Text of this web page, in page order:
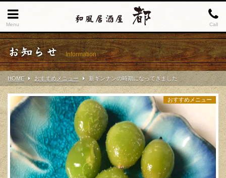
Menu Call
お知らせ Information
HOME おすすめメニュー 新ギンナンの時期になってきました
おすすめメニュー